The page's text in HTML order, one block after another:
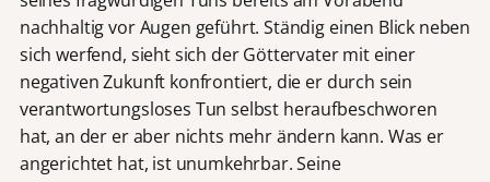
nachhaltig vor Augen geführt. Ständig einen Blick neben
sich werfend, sieht sich der Göttervater mit einer
negativen Zukunft konfrontiert, die er durch sein
verantwortungsloses Tun selbst heraufbeschworen
hat, an der er aber nichts mehr ändern kann. Was er
angerichtet hat, ist unumkehrbar. Seine